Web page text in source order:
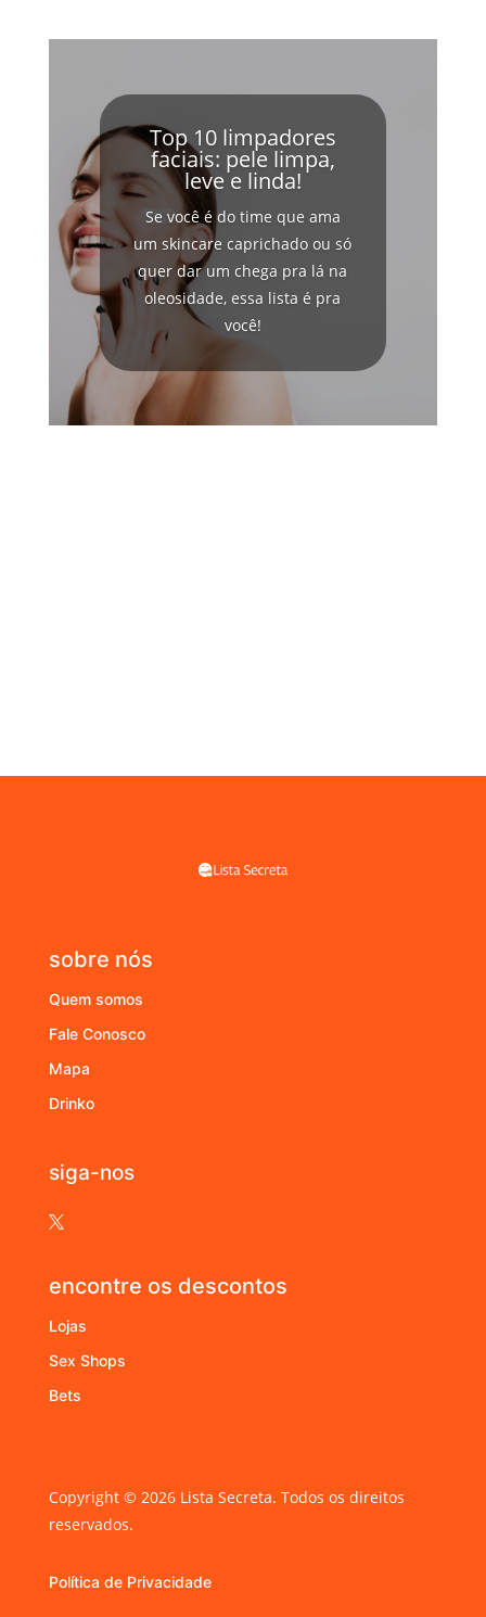
Top 10 limpadores
faciais: pele limpa,
leve e linda!
Se você é do time que ama
um skincare caprichado ou só
quer dar um chega pra lá na
oleosidade, essa lista é pra
você!
sobre nós
Quem somos
Fale Conosco
Mapa
Drinko
siga-nos

encontre os descontos
Lojas
Sex Shops
Bets
Copyright © 2026 Lista Secreta. Todos os direitos
reservados.
Política de Privacidade